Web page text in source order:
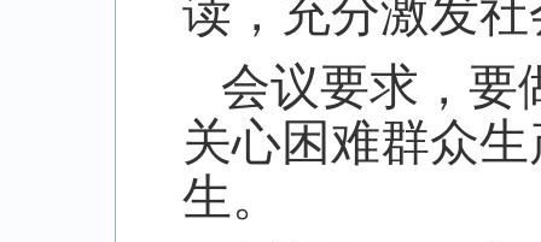
读，充分激发
会议要求，要
关心困难群众
生。